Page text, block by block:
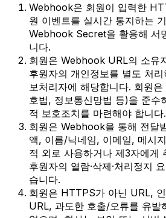
Webhook은 회원이 입력한
원 이벤트를 실시간 통지하는
Webhook Secret을 활용해 서
니다.
회원은 Webhook URL의 소유
후원자의 개인정보를 별도 처
보처리자에 해당합니다. 회원
호법, 정보통신망법 등)을 준수
적 보호조치를 마련해야 합니다.
회원은 Webhook을 통해 전달
액, 이름/닉네임, 이메일, 메시
적 외로 사용하거나 제3자에게
후원자의 열람·삭제·처리정지
습니다.
회원은 HTTPS가 아닌 URL,
URL, 과도한 호출/오류를 유발